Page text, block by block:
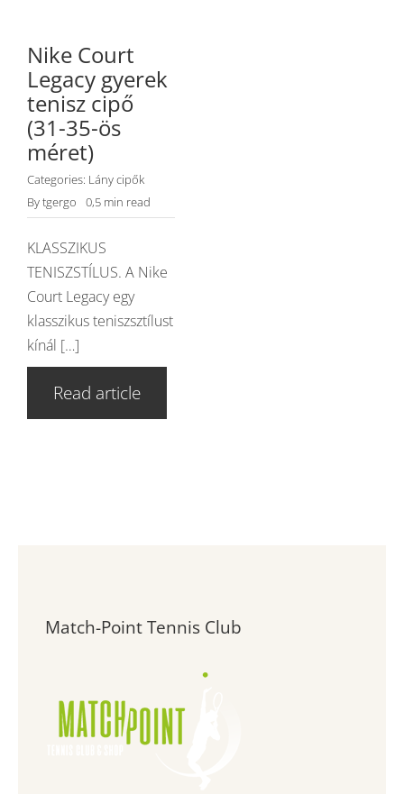
Nike Court
Legacy gyerek
tenisz cipő
(31-35-ös
méret)
Categories: Lány cipők
Bytgergo 0,5 min read
KLASSZIKUS
TENISZSTÍLUS. A Nike
Court Legacy egy
klasszikus teniszsztílust
kínál […]
Read article
Match-Point Tennis Club